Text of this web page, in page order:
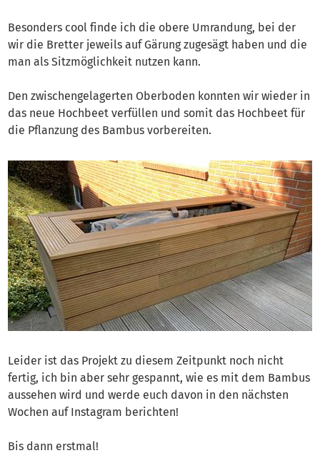
Besonders cool finde ich die obere Umrandung, bei der
wir die Bretter jeweils auf Gärung zugesägt haben und die
man als Sitzmöglichkeit nutzen kann.
Den zwischengelagerten Oberboden konnten wir wieder in
das neue Hochbeet verfüllen und somit das Hochbeet für
die Pflanzung des Bambus vorbereiten.
Leider ist das Projekt zu diesem Zeitpunkt noch nicht
fertig, ich bin aber sehr gespannt, wie es mit dem Bambus
aussehen wird und werde euch davon in den nächsten
Wochen auf Instagram berichten!
Bis dann erstmal!